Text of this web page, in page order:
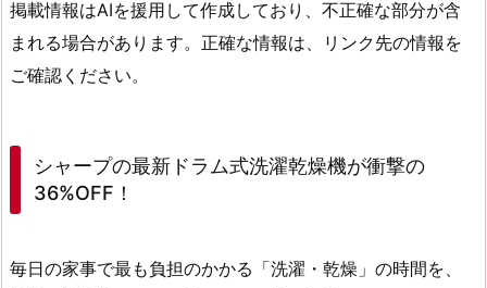
掲載情報はAIを援用して作成しており、不正確な部分が含
まれる場合があります。正確な情報は、リンク先の情報を
ご確認ください。
シャープの最新ドラム式洗濯乾燥機が衝撃の
36%OFF！
毎日の家事で最も負担のかかる「洗濯・乾燥」の時間を、